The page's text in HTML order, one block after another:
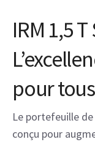
IRM 1,5 T
pour tous
Le portefeuille
conçu pour